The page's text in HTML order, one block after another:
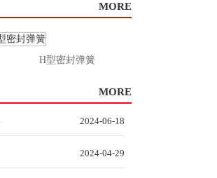
MORE
H型密封弹簧
MORE
2024-06-18
2024-04-29